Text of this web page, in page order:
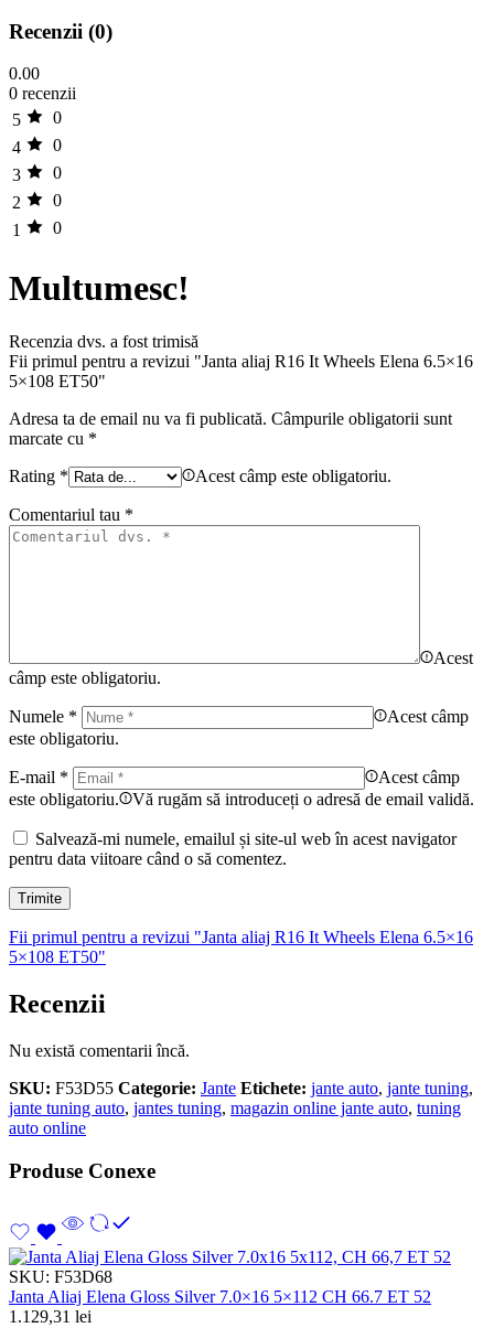
Recenzii (0)
0.00
0 recenzii
5
0
4
0
3
0
2
0
1
0
Multumesc!
Recenzia dvs. a fost trimisă
Fii primul pentru a revizui "Janta aliaj R16 It Wheels Elena 6.5×16
5×108 ET50"
Adresa ta de email nu va fi publicată. Câmpurile obligatorii sunt
marcate cu *
Rating * Acest câmp este obligatoriu.
Comentariul tau *
Acest
câmp este obligatoriu.
Numele *
Acest câmp
este obligatoriu.
E-mail *
Acest câmp
este obligatoriu.
Vă rugăm să introduceți o adresă de email validă.
Salvează-mi numele, emailul și site-ul web în acest navigator
pentru data viitoare când o să comentez.
Fii primul pentru a revizui "Janta aliaj R16 It Wheels Elena 6.5×16
5×108 ET50"
Recenzii
Nu există comentarii încă.
SKU: F53D55 Categorie: Jante Etichete: jante auto, jante tuning,
jante tuning auto, jantes tuning, magazin online jante auto, tuning
auto online
Produse Conexe
SKU: F53D68
Janta Aliaj Elena Gloss Silver 7.0×16 5×112 CH 66.7 ET 52
1.129,31 lei